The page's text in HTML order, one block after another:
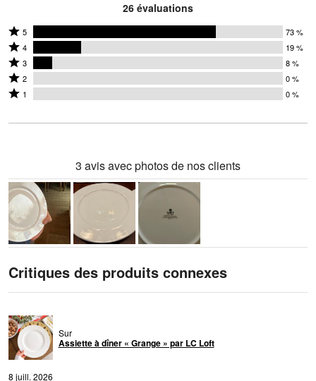
26 évaluations
Coté
5
étoiles
par
73 %
évaluateurs
5 73 %
Coté
4
étoiles
par
des
4 19 %
Coté
3
étoiles
8 %
3 8 %
Coté
2
par
2 0 %
Coté
par
1 0 %
3 avis avec photos de nos clients
Critiques des produits connexes
Sur
Assiette à dîner « Grange » par LC Loft
8 juill. 2026